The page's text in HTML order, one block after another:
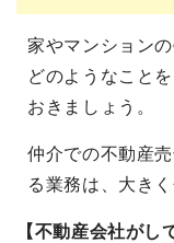
家やマンション
どのようなこと
おきましょう。
仲介での不動産
る業務は、大き
【不動産会社がし